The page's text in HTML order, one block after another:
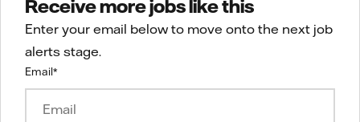
Receive more jobs like this
Enter your email below to move onto the next job
alerts stage.
Email*